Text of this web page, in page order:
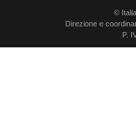
©
Direzione e
P.